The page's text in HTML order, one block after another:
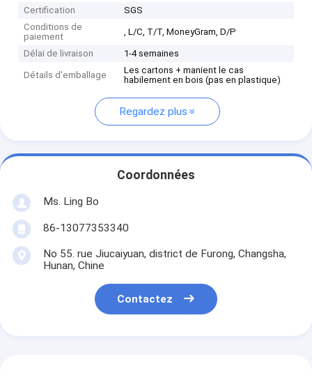
Certification
SGS
Conditions de
paiement
, L/C, T/T, MoneyGram, D/P
Délai de livraison 1-4 semaines
Détails d'emballage
Les cartons + manient le cas
habilement en bois (pas en plastique)
Regardez plus
Coordonnées
Ms. Ling Bo
86-13077353340
No 55. rue Jiucaiyuan, district de Furong, Changsha,
Hunan, Chine
Contactez